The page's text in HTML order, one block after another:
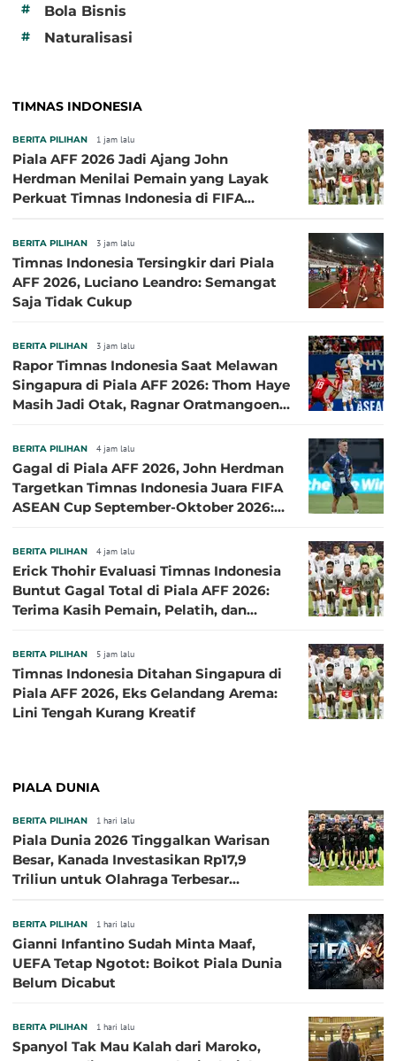
# Bola Bisnis
# Naturalisasi
TIMNAS INDONESIA
BERITA PILIHAN 1 jam lalu
Piala AFF 2026 Jadi Ajang John
Herdman Menilai Pemain yang Layak
Perkuat Timnas Indonesia di FIFA
BERITA PILIHAN 3 jam lalu
Timnas Indonesia Tersingkir dari Piala
AFF 2026, Luciano Leandro: Semangat
Saja Tidak Cukup
BERITA PILIHAN 3 jam lalu
Rapor Timnas Indonesia Saat Melawan
Singapura di Piala AFF 2026: Thom Haye
Masih Jadi Otak, Ragnar Oratmangoen
BERITA PILIHAN 4 jam lalu
Gagal di Piala AFF 2026, John Herdman
Targetkan Timnas Indonesia Juara FIFA
ASEAN Cup September-Oktober 2026:
BERITA PILIHAN 4 jam lalu
Erick Thohir Evaluasi Timnas Indonesia
Buntut Gagal Total di Piala AFF 2026:
Terima Kasih Pemain, Pelatih, dan
BERITA PILIHAN 5 jam lalu
Timnas Indonesia Ditahan Singapura di
Piala AFF 2026, Eks Gelandang Arema:
Lini Tengah Kurang Kreatif
PIALA DUNIA
BERITA PILIHAN 1 hari lalu
Piala Dunia 2026 Tinggalkan Warisan
Besar, Kanada Investasikan Rp17,9
Triliun untuk Olahraga Terbesar
BERITA PILIHAN 1 hari lalu
Gianni Infantino Sudah Minta Maaf,
UEFA Tetap Ngotot: Boikot Piala Dunia
Belum Dicabut
BERITA PILIHAN 1 hari lalu
Spanyol Tak Mau Kalah dari Maroko,